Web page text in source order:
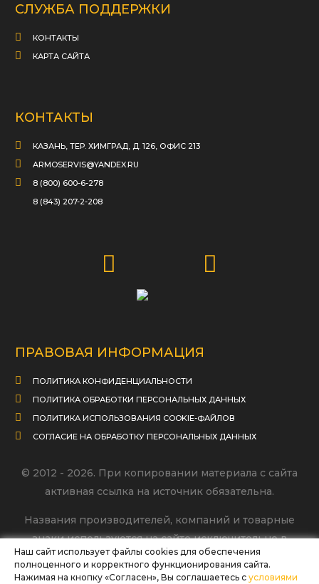
Наш сайт использует файлы cookies для обеспечения
полноценного и корректного функционирования сайта.
Нажимая на кнопку «Согласен», Вы соглашаетесь с условиями
СЛУЖБА ПОДДЕРЖКИ
КОНТАКТЫ
КАРТА САЙТА
КОНТАКТЫ
КАЗАНЬ, ТЕР. ХИМГРАД, Д. 126, ОФИС 213
ARMOSERVIS@YANDEX.RU
8 (800) 600-6-278
8 (843) 207-2-208
ПРАВОВАЯ ИНФОРМАЦИЯ
ПОЛИТИКА КОНФИДЕНЦИАЛЬНОСТИ
ПОЛИТИКА ОБРАБОТКИ ПЕРСОНАЛЬНЫХ ДАННЫХ
ПОЛИТИКА ИСПОЛЬЗОВАНИЯ COOKIE-ФАЙЛОВ
СОГЛАСИЕ НА ОБРАБОТКУ ПЕРСОНАЛЬНЫХ ДАННЫХ
© 2012 - 2026. При копировании материала с сайта
активная ссылка на источник обязательна.
Названия производителей, компаний и товарные
знаки используются на сайте исключительно в
информационных (справочных) целях. Все товарные
знаки и фирменные наименования являются